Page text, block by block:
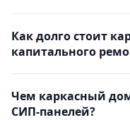
Как долго стоит
капитального
Чем каркасный
СИП-панелей?